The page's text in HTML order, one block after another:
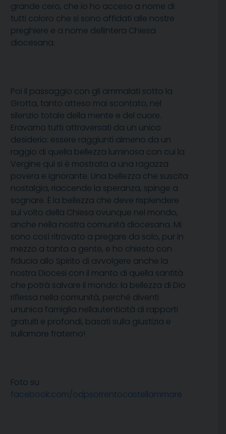
grande cero, che io ho acceso a nome di
tutti coloro che si sono affidati alle nostre
preghiere e a nome dellintera Chiesa
diocesana.
Poi il passaggio con gli ammalati sotto la
Grotta, tanto atteso mai scontato, nel
silenzio totale della mente e del cuore.
Eravamo tutti attraversati da un unico
desiderio: essere raggiunti almeno da un
raggio di quella bellezza luminosa con cui la
Vergine qui si è mostrata a una ragazza
povera e ignorante. Una bellezza che suscita
nostalgia, riaccende la speranza, spinge a
sognare. È la bellezza che deve risplendere
sul volto della Chiesa ovunque nel mondo,
anche nella nostra comunità diocesana. Mi
sono così ritrovato a pregare da solo, pur in
mezzo a tanta a gente, e ho chiesto con
fiducia allo Spirito di avvolgere anche la
nostra Diocesi con il manto di quella santità
che potrà salvare il mondo: la bellezza di Dio
riflessa nella comunità, perché diventi
ununica famiglia nellautenticità di rapporti
gratuiti e profondi, basati sulla giustizia e
sullamore fraterno!
Foto su
facebook.com/odpsorrentocastellammare